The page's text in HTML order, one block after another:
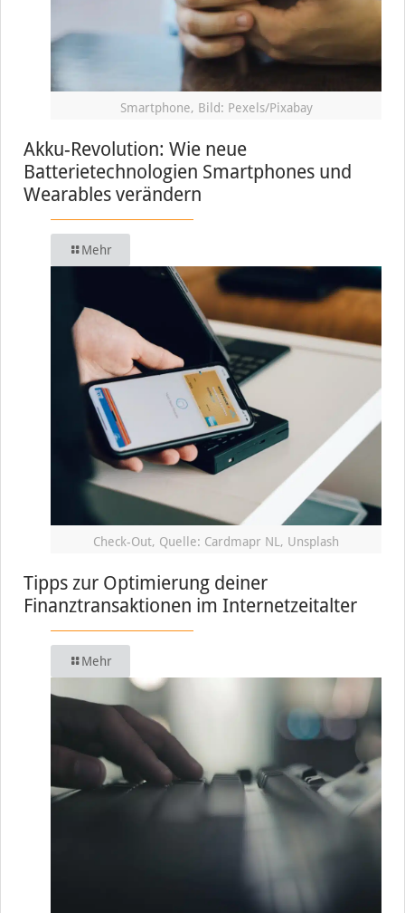
Smartphone, Bild: Pexels/Pixabay
Akku-Revolution: Wie neue
Batterietechnologien Smartphones und
Wearables verändern
Mehr
Check-Out, Quelle: Cardmapr NL, Unsplash
Tipps zur Optimierung deiner
Finanztransaktionen im Internetzeitalter
Mehr